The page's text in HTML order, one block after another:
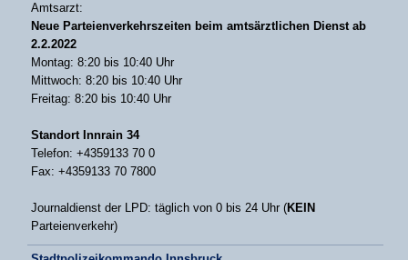
Amtsarzt:
Neue Parteienverkehrszeiten beim amtsärztlichen Dienst ab
2.2.2022
Montag: 8:20 bis 10:40 Uhr
Mittwoch: 8:20 bis 10:40 Uhr
Freitag: 8:20 bis 10:40 Uhr
Standort Innrain 34
Telefon: +4359133 70 0
Fax: +4359133 70 7800
Journaldienst der LPD: täglich von 0 bis 24 Uhr (KEIN
Parteienverkehr)